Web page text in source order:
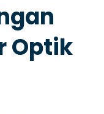
Optik